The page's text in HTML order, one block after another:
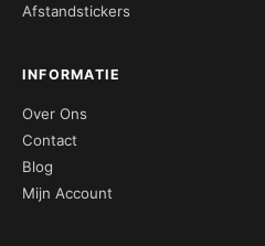
Afstandstickers
INFORMATIE
Over Ons
Contact
Blog
Mijn Account